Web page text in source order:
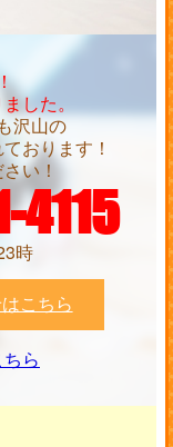
した。
沢山の
おります！
い！
4115
時
こちら
ら